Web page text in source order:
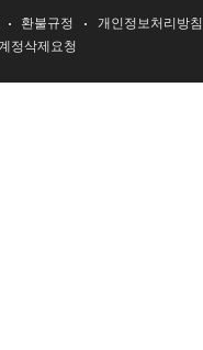
환불규정
개인정보처리방침
정삭제요청